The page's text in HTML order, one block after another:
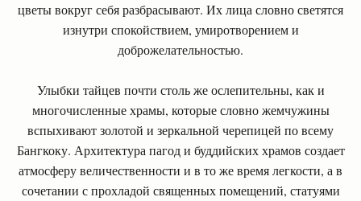
цветы вокруг себя разбрасывают. Их лица словно светятся
изнутри спокойствием, умиротворением и
доброжелательностью.
Улыбки тайцев почти столь же ослепительны, как и
многочисленные храмы, которые словно жемчужины
вспыхивают золотой и зеркальной черепицей по всему
Бангкоку. Архитектура пагод и буддийских храмов создает
атмосферу величественности и в то же время легкости, а в
сочетании с прохладой священных помещений, статуями